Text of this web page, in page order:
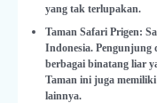
yang tak terlupakan.
Taman Safari Prigen:
Indonesia.
berbagai binatang liar
Taman ini juga
lainnya.